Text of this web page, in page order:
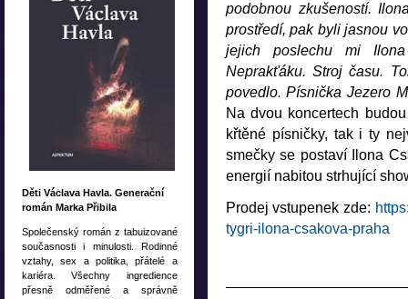
podobnou zkušeností.
prostředí, pak byli jasnou
jejich poslechu mi
Neprakťáku. Stroj času.
povedlo. Písnička Jezero
Na dvou koncertech
křtěné písničky, tak i ty
smečky se postaví Ilona
energií nabitou strhující
Prodej vstupenek zde:
tygri-ilona-csakova-praha
knihy
Rozlučka s létem, jak
Děti Václava Havla. Generační
román Marka Přibila
Společenský román z tabuizované
současnosti i minulosti. Rodinné
vztahy, sex a politika, přátelé a
kariéra. Všechny ingredience
přesně odměřené a správně